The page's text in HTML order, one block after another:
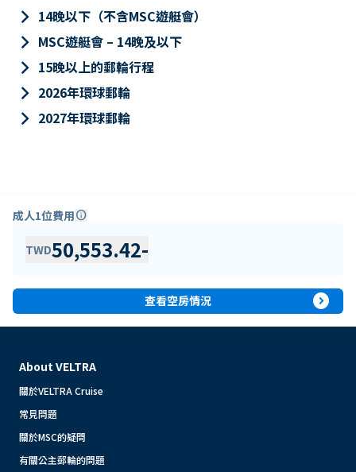
keyboard_arrow_right 14晚以下（不含MSC遊艇會）
keyboard_arrow_right MSC遊艇會 – 14晚及以下
keyboard_arrow_right 15晚以上的郵輪行程
keyboard_arrow_right 2026年環球郵輪
keyboard_arrow_right 2027年環球郵輪
成人1位費用info
TWD50,553.42-
查看空房情況 expand_circle_right
About VELTRA
關於VELTRA Cruise
常見問題
關於MSC的疑問
有關公主郵輪的問題